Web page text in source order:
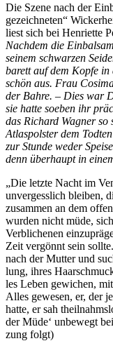
Die Sze­ne nach der
ge­zeich­ne­ten“
liest sich bei Hen­ri­et­te
Nach­dem die
sei­nem schwar­zen
ba­rett auf dem Kop­fe
schön aus. Frau
der Bah­re. – Dies war
sie hat­te so­eben ihr
das Ri­chard Wag­ner so
Atlas­pols­ter dem
zur Stun­de we­der
denn über­haupt in
„Die letz­te Nacht im
un­ver­gess­lich blei­ben,
zu­sam­men an dem
wur­den nicht müde,
Ver­bli­che­nen
Zeit ver­gönnt sein
nach der Mut­ter und
lung, ih­res
les Le­ben ge­wi­chen,
Al­les ge­we­sen, er, der
hat­te, er sah
der Müde‘ un­be­wegt
zung folgt)